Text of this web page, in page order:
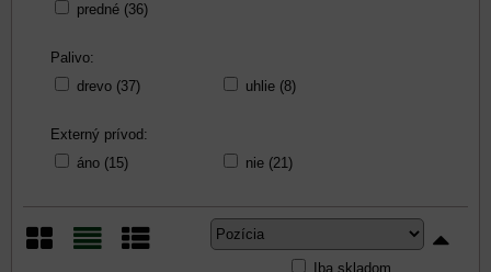
predné (36)
Palivo:
drevo (37)
uhlie (8)
Externý prívod:
áno (15)
nie (21)
Iba skladom